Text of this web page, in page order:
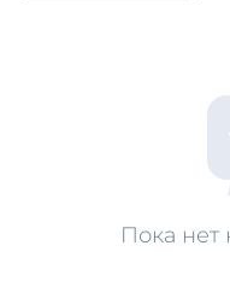
Пока нет